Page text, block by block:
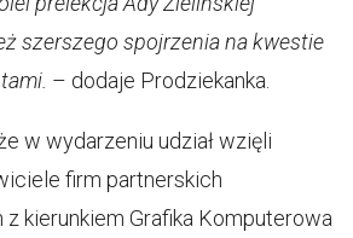
szerszego spojrzenia na kwestie
– dodaje Prodziekanka.
w wydarzeniu udział wzięli
firm partnerskich
kierunkiem Grafika Komputerowa